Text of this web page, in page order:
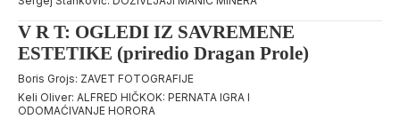
V R T: OGLEDI IZ SAVREMENE
ESTETIKE (priredio Dragan Prole)
Boris Grojs: ZAVET FOTOGRAFIJE
Keli Oliver: ALFRED HIČKOK: PERNATA IGRA I
ODOMAĆIVANJE HORORA